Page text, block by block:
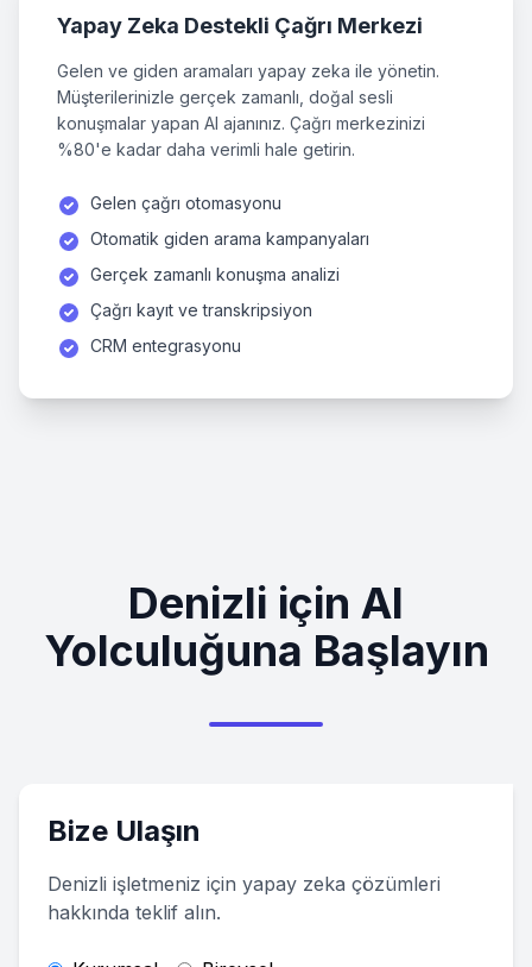
Yapay Zeka Destekli Çağrı Merkezi
Gelen ve giden aramaları yapay zeka ile yönetin.
Müşterilerinizle gerçek zamanlı, doğal sesli
konuşmalar yapan AI ajanınız. Çağrı merkezinizi
%80'e kadar daha verimli hale getirin.
Gelen çağrı otomasyonu
Otomatik giden arama kampanyaları
Gerçek zamanlı konuşma analizi
Çağrı kayıt ve transkripsiyon
CRM entegrasyonu
Denizli için AI
Yolculuğuna Başlayın
Bize Ulaşın
Denizli işletmeniz için yapay zeka çözümleri
hakkında teklif alın.